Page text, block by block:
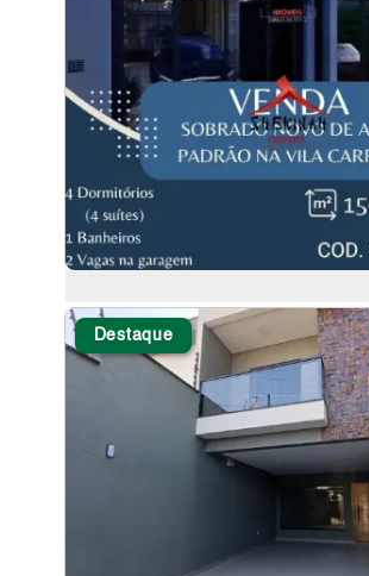
Destaque